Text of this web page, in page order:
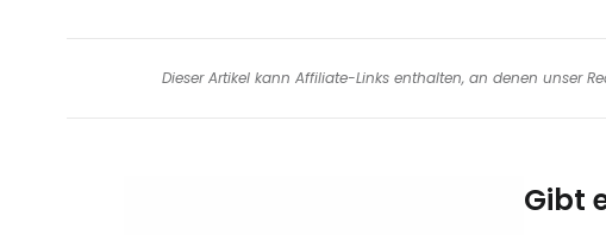
Dieser Artikel kann Affiliate-Links enthalten, an denen unser
Gibt